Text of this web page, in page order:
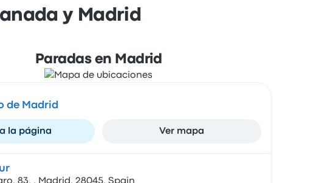
y Madrid
Paradas en Madrid
de Madrid
la página Ver mapa
83, , Madrid, 28045, Spain